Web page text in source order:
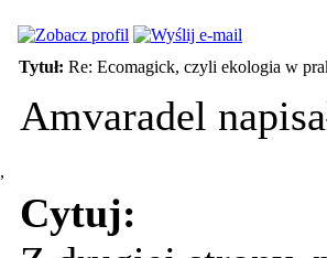
Tytuł: Re: Ecomagick, czyli ekologia w
Amvaradel
Cytuj: